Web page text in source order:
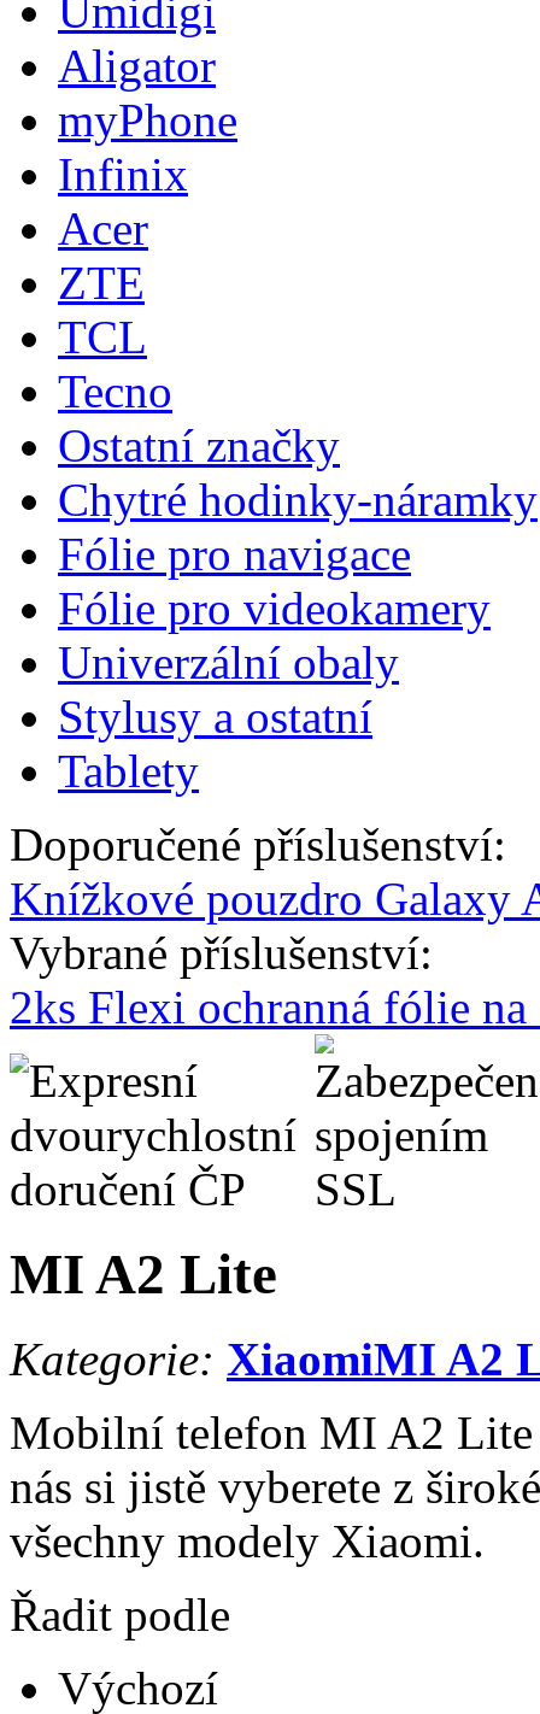
Umidigi
Aligator
myPhone
Infinix
Acer
ZTE
TCL
Tecno
Ostatní značky
Chytré hodinky-náramky
Fólie pro navigace
Fólie pro videokamery
Univerzální obaly
Stylusy a ostatní
Tablety
Doporučené příslušenství:
Knížkové pouzdro
Vybrané příslušenství:
2ks Flexi ochranná fólie
MI A2 Lite
Kategorie: XiaomiMI A2
Mobilní telefon MI A2 Lite
nás si jistě vyberete z
všechny modely Xiaomi.
Řadit podle
Výchozí